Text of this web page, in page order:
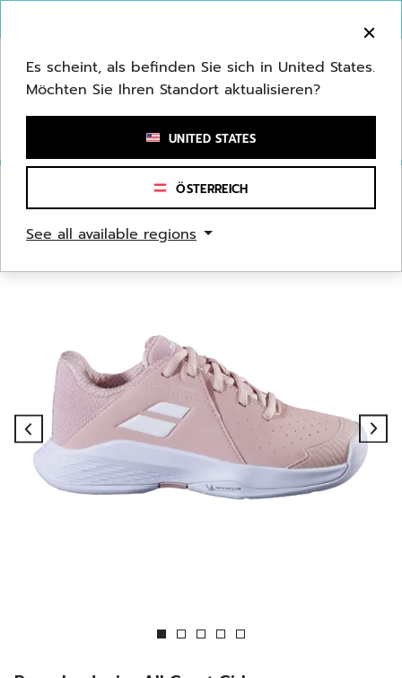
Stichwort oder Artikelnummer eingeben
Previous
Es scheint, als befinden Sie sich in United States.
Möchten Sie Ihren Standort aktualisieren?
UNITED STATES
ÖSTERREICH
See all available regions